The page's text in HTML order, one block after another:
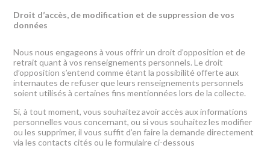
Droit d’accès, de modification et de suppression de vos
données
Nous nous engageons à vous offrir un droit d’opposition et de
retrait quant à vos renseignements personnels. Le droit
d’opposition s’entend comme étant la possibilité offerte aux
internautes de refuser que leurs renseignements personnels
soient utilisés à certaines fins mentionnées lors de la collecte.
Si, à tout moment, vous souhaitez avoir accès aux informations
personnelles vous concernant, ou si vous souhaitez les modifier
ou les supprimer, il vous suffit d’en faire la demande directement
via les contacts cités ou le formulaire ci-dessous